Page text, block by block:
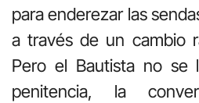
para enderezar las
a través de un cambio
Pero el Bautista no se
penitencia, la